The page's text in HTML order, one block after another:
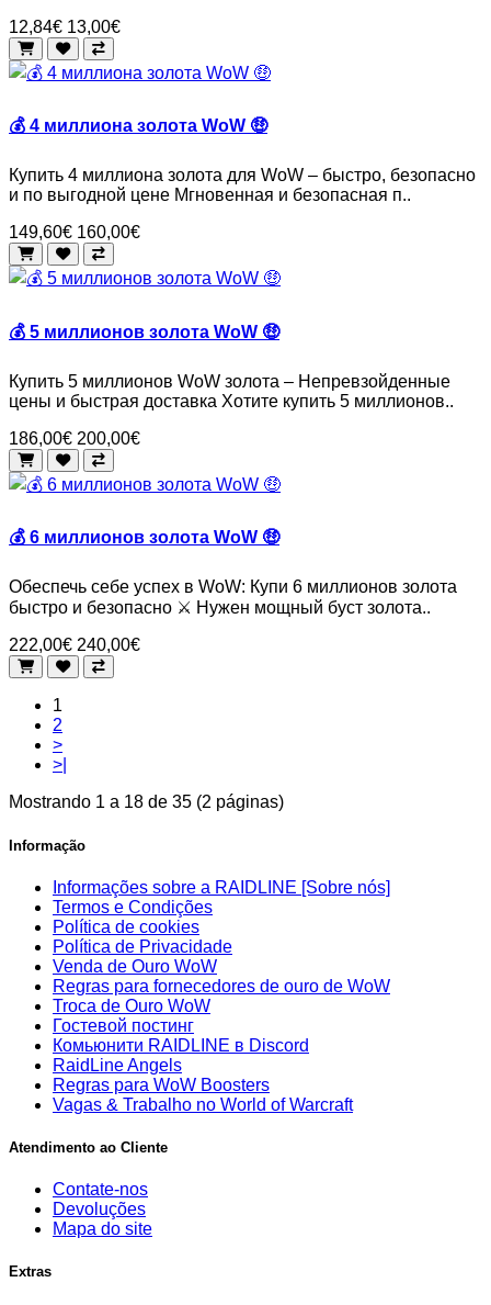
12,84€ 13,00€
💰 4 миллиона золота WoW 🤑
Купить 4 миллиона золота для WoW – быстро, безопасно
и по выгодной цене Мгновенная и безопасная п..
149,60€ 160,00€
💰 5 миллионов золота WoW 🤑
Купить 5 миллионов WoW золота – Непревзойденные
цены и быстрая доставка Хотите купить 5 миллионов..
186,00€ 200,00€
💰 6 миллионов золота WoW 🤑
Обеспечь себе успех в WoW: Купи 6 миллионов золота
быстро и безопасно ⚔️ Нужен мощный буст золота..
222,00€ 240,00€
1
2
>
>|
Mostrando 1 a 18 de 35 (2 páginas)
Informação
Informações sobre a RAIDLINE [Sobre nós]
Termos e Condições
Política de cookies
Política de Privacidade
Venda de Ouro WoW
Regras para fornecedores de ouro de WoW
Troca de Ouro WoW
Гостевой постинг
Комьюнити RAIDLINE в Discord
RaidLine Angels
Regras para WoW Boosters
Vagas & Trabalho no World of Warcraft
Atendimento ao Cliente
Contate-nos
Devoluções
Mapa do site
Extras